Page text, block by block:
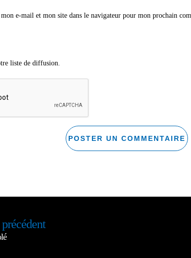
e-mail et mon site dans le navigateur pour mon prochain
liste de diffusion.